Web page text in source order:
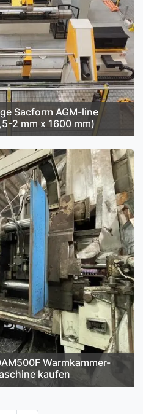
Sacform AGM-line
2 mm x 1600 mm)
Warmkammer-
kaufen